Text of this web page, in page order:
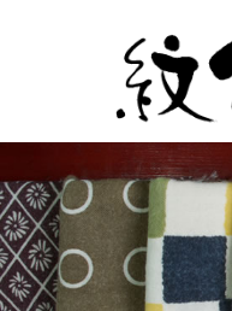
へ
ス
キ
ッ